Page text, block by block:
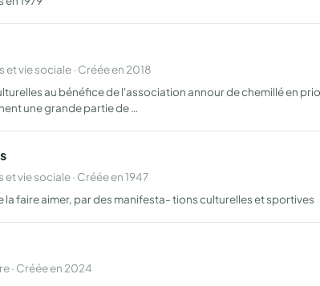
vie sociale · Créée en 2018
au bénéfice de l'association annour de chemillé en
une grande partie de …
vie sociale · Créée en 1947
la faire aimer, par des manifesta- tions culturelles et sportives
· Créée en 2024